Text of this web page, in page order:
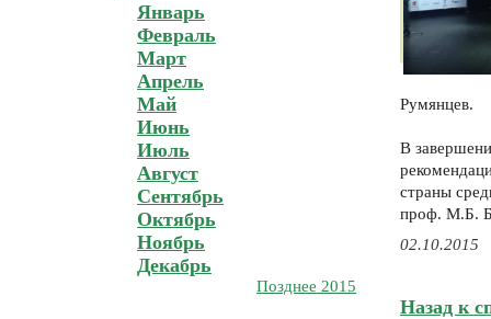
Январь
Февраль
Март
Апрель
Май
Июнь
Июль
Август
Сентябрь
Октябрь
Ноябрь
Декабрь
Позднее 2015
Румянцев.
В
страны
проф. М.Б.
02.10.2015
Назад к